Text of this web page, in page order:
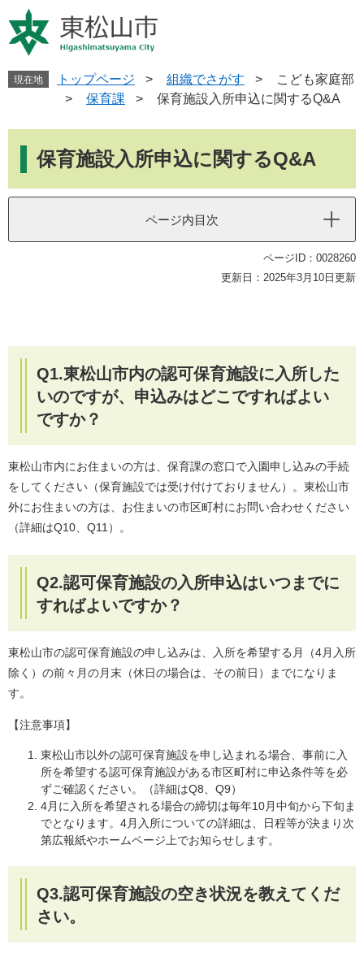
ー
ジ
す
ニ
ュ
し
へ
現在地 トップページ > 組織でさがす >
こども家庭部
>
保育課 > 保育施設入所申込に関するQ&A
保育施設入所申込に関するQ&A
ページ内目次
ページID：0028260
更新日：2025年3月10日更新
Q1.東松山市内の認可保育施設に入所した
いのですが、申込みはどこですればよい
ですか？
東松山市内にお住まいの方は、保育課の窓口で入園申し込みの手続
をしてください（保育施設では受け付けておりません）。東松山市
外にお住まいの方は、お住まいの市区町村にお問い合わせください
（詳細はQ10、Q11）。
Q2.認可保育施設の入所申込はいつまでに
すればよいですか？
東松山市の認可保育施設の申し込みは、入所を希望する月（4月入所
除く）の前々月の月末（休日の場合は、その前日）までになりま
す。
【注意事項】
東松山市以外の認可保育施設を申し込まれる場合、事前に入
所を希望する認可保育施設がある市区町村に申込条件等を必
ずご確認ください。（詳細はQ8、Q9）
4月に入所を希望される場合の締切は毎年10月中旬から下旬ま
でとなります。4月入所についての詳細は、日程等が決まり次
第広報紙やホームページ上でお知らせします。
Q3.認可保育施設の空き状況を教えてくだ
さい。